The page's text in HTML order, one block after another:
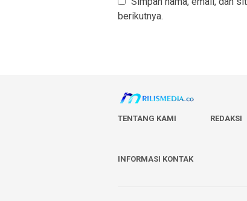
berikutnya.
TENTANG KAMI REDAKSI
INFORMASI KONTAK